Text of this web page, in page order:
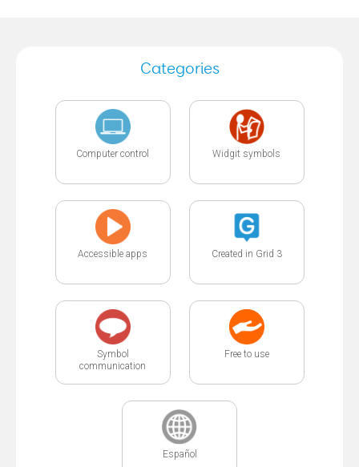
Categories
Computer control Widgit symbols
Accessible apps Created in Grid 3
Symbol
communication
Free to use
Español